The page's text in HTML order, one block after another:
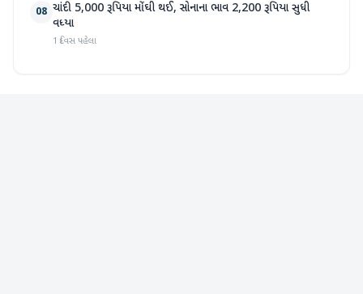
08 ચાંદી 5,000 રૂપિયા મોંઘી થઈ, સોનાના ભાવ 2,200 રૂપિયા સુધી
વધ્યા
1 દિવસ પહેલા